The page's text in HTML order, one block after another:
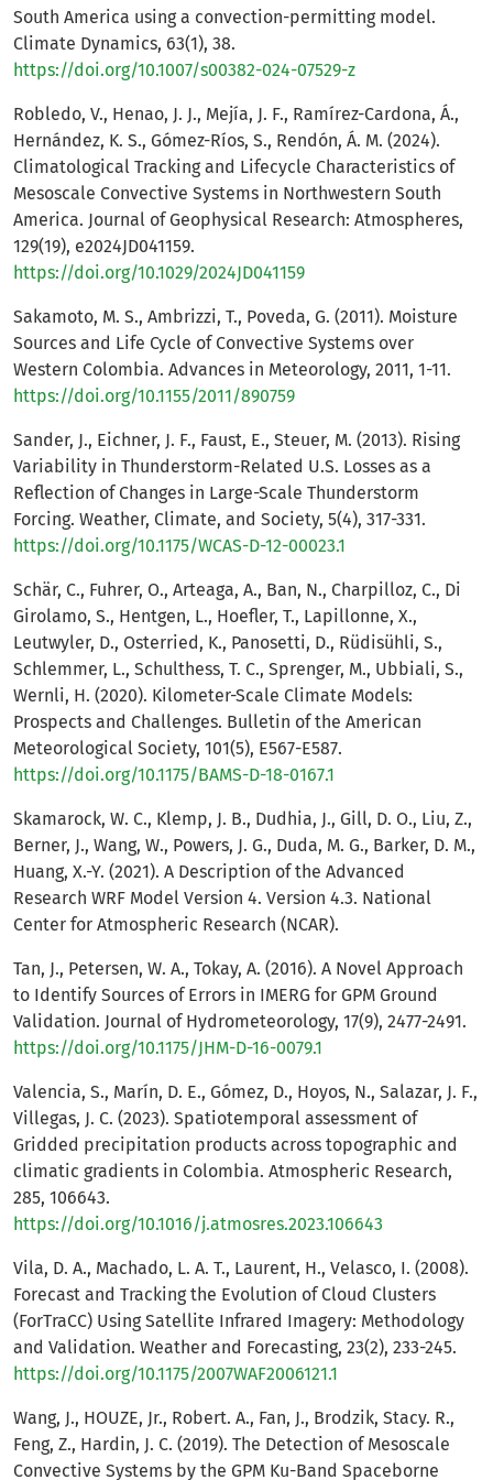
South America using a convection-permitting model.
Climate Dynamics, 63(1), 38.
https://doi.org/10.1007/s00382-024-07529-z
Robledo, V., Henao, J. J., Mejía, J. F., Ramírez-Cardona, Á.,
Hernández, K. S., Gómez-Ríos, S., Rendón, Á. M. (2024).
Climatological Tracking and Lifecycle Characteristics of
Mesoscale Convective Systems in Northwestern South
America. Journal of Geophysical Research: Atmospheres,
129(19), e2024JD041159.
https://doi.org/10.1029/2024JD041159
Sakamoto, M. S., Ambrizzi, T., Poveda, G. (2011). Moisture
Sources and Life Cycle of Convective Systems over
Western Colombia. Advances in Meteorology, 2011, 1-11.
https://doi.org/10.1155/2011/890759
Sander, J., Eichner, J. F., Faust, E., Steuer, M. (2013). Rising
Variability in Thunderstorm-Related U.S. Losses as a
Reflection of Changes in Large-Scale Thunderstorm
Forcing. Weather, Climate, and Society, 5(4), 317-331.
https://doi.org/10.1175/WCAS-D-12-00023.1
Schär, C., Fuhrer, O., Arteaga, A., Ban, N., Charpilloz, C., Di
Girolamo, S., Hentgen, L., Hoefler, T., Lapillonne, X.,
Leutwyler, D., Osterried, K., Panosetti, D., Rüdisühli, S.,
Schlemmer, L., Schulthess, T. C., Sprenger, M., Ubbiali, S.,
Wernli, H. (2020). Kilometer-Scale Climate Models:
Prospects and Challenges. Bulletin of the American
Meteorological Society, 101(5), E567-E587.
https://doi.org/10.1175/BAMS-D-18-0167.1
Skamarock, W. C., Klemp, J. B., Dudhia, J., Gill, D. O., Liu, Z.,
Berner, J., Wang, W., Powers, J. G., Duda, M. G., Barker, D. M.,
Huang, X.-Y. (2021). A Description of the Advanced
Research WRF Model Version 4. Version 4.3. National
Center for Atmospheric Research (NCAR).
Tan, J., Petersen, W. A., Tokay, A. (2016). A Novel Approach
to Identify Sources of Errors in IMERG for GPM Ground
Validation. Journal of Hydrometeorology, 17(9), 2477-2491.
https://doi.org/10.1175/JHM-D-16-0079.1
Valencia, S., Marín, D. E., Gómez, D., Hoyos, N., Salazar, J. F.,
Villegas, J. C. (2023). Spatiotemporal assessment of
Gridded precipitation products across topographic and
climatic gradients in Colombia. Atmospheric Research,
285, 106643.
https://doi.org/10.1016/j.atmosres.2023.106643
Vila, D. A., Machado, L. A. T., Laurent, H., Velasco, I. (2008).
Forecast and Tracking the Evolution of Cloud Clusters
(ForTraCC) Using Satellite Infrared Imagery: Methodology
and Validation. Weather and Forecasting, 23(2), 233-245.
https://doi.org/10.1175/2007WAF2006121.1
Wang, J., HOUZE, Jr., Robert. A., Fan, J., Brodzik, Stacy. R.,
Feng, Z., Hardin, J. C. (2019). The Detection of Mesoscale
Convective Systems by the GPM Ku-Band Spaceborne